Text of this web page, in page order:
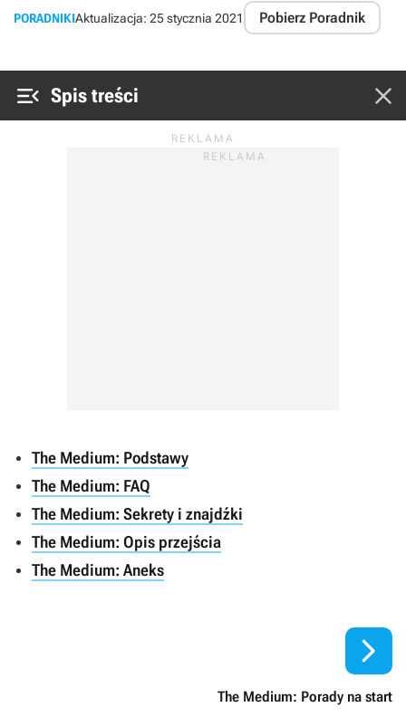
PORADNIKIAktualizacja: 25 stycznia 2021 Pobierz Poradnik
 Spis treści 
The Medium: Podstawy
The Medium: FAQ
The Medium: Sekrety i znajdźki
The Medium: Opis przejścia
The Medium: Aneks
The Medium: Porady na start
